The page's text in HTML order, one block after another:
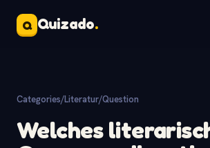
Q Quizado.
Categories/Literatur/Question
Welches